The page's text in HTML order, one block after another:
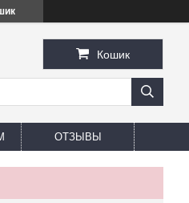
Кошик
ОТЗЫВЫ